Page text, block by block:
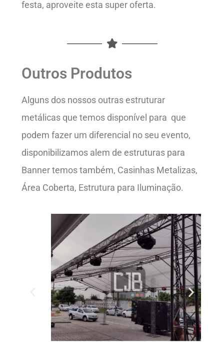
festa, aproveite esta super oferta.
Outros Produtos
Alguns dos nossos outras estruturar
metálicas que temos disponível para que
podem fazer um diferencial no seu evento,
disponibilizamos alem de estruturas para
Banner temos também, Casinhas Metalizas,
Área Coberta, Estrutura para Iluminação.